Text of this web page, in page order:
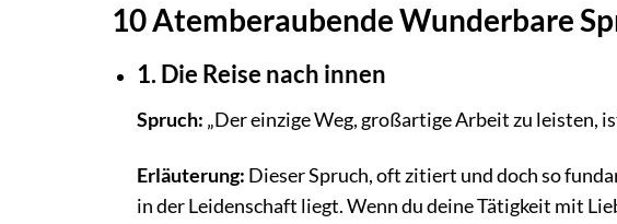
10 Atemberaubende Wunderbare
1. Die Reise nach innen
Spruch: „Der einzige Weg, großartige Arbeit zu leisten,
Erläuterung: Dieser Spruch, oft zitiert und doch so
in der Leidenschaft liegt. Wenn du deine Tätigkeit mit